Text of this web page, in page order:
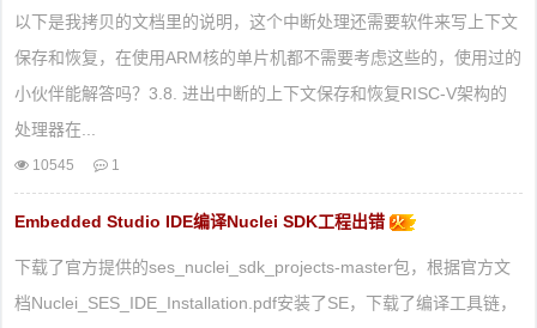
以下是我拷贝的文档里的说明，这个中断处理还需要软件来写上下文
保存和恢复，在使用ARM核的单片机都不需要考虑这些的，使用过的
小伙伴能解答吗？3.8. 进出中断的上下文保存和恢复RISC-V架构的
处理器在...
10545 1
Embedded Studio IDE编译Nuclei SDK工程出错
下载了官方提供的ses_nuclei_sdk_projects-master包，根据官方文
档Nuclei_SES_IDE_Installation.pdf安装了SE，下载了编译工具链，